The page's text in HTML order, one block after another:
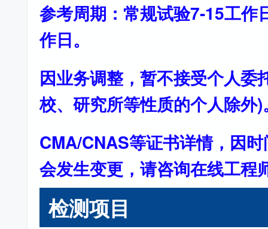
参考周期：常规试验7-15工作
作日。
因业务调整，暂不接受个人委
校、研究所等性质的个人除外)
CMA/CNAS等证书详情，因
会发生变更，请咨询在线工程
检测项目